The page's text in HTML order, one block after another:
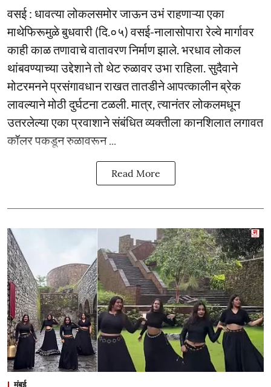
वसई : धावत्या लोकलसमोर जाऊन उभं राहणाऱ्या एका
माथेफिरूमुळे बुधवारी (दि.०५) वसई-नालासोपारा रेल्वे मार्गावर
काही काळ तणावाचे वातावरण निर्माण झाले. भरधाव लोकल
थांबवण्याच्या उद्देशाने तो थेट रुळावर उभा राहिला. सुदैवाने
मोटरमनने प्रसंगावधान राखत तातडीने आपत्कालीन ब्रेक
लावल्याने मोठी दुर्घटना टळली. मात्र, त्यानंतर लोकलमधून
उतरलेल्या एका प्रवाशाने संबंधित व्यक्तीला कानशिलात लगावत
कॉलर पकडून रुळावरून ...
Read More
मुंबई